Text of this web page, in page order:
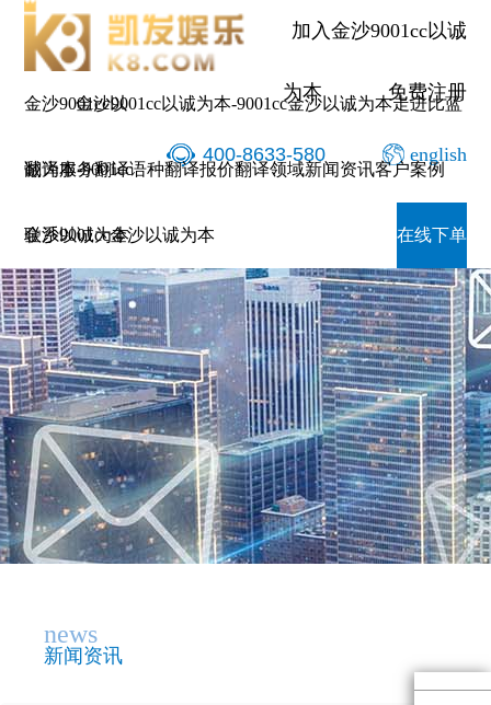
加入金沙9001cc以诚
为本 免费注册
400-8633-580 english
金沙9001cc以
诚为本-9001cc
金沙以诚为本
金沙9001cc以诚为本-9001cc金沙以诚为本走进比蓝
翻译服务翻译语种翻译报价翻译领域新闻资讯客户案例
联系9001cc金沙以诚为本 在线下单
news
新闻资讯